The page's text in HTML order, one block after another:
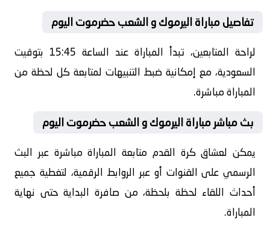
تفاصيل مباراة اليرموك و الشعب حضرموت اليوم
لراحة المتابعين، تبدأ المباراة عند الساعة 15:45 بتوقيت
السعودية، مع إمكانية ضبط التنبيهات لمتابعة كل لحظة من
المباراة مباشرة.
بث مباشر مباراة اليرموك و الشعب حضرموت اليوم
يمكن لعشاق كرة القدم متابعة المباراة مباشرة عبر البث
الرسمي على القنوات أو عبر الروابط الرقمية، لتغطية جميع
أحداث اللقاء لحظة بلحظة، من صافرة البداية حتى نهاية
المباراة.